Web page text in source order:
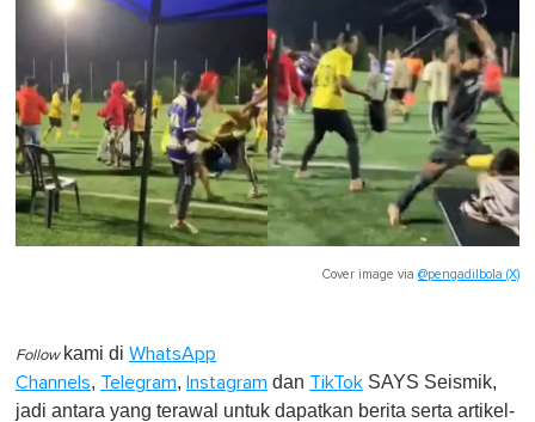
Cover image via @pengadilbola (X)
Follow kami di WhatsApp
Channels, Telegram, Instagram dan TikTok SAYS Seismik,
jadi antara yang terawal untuk dapatkan berita serta artikel-